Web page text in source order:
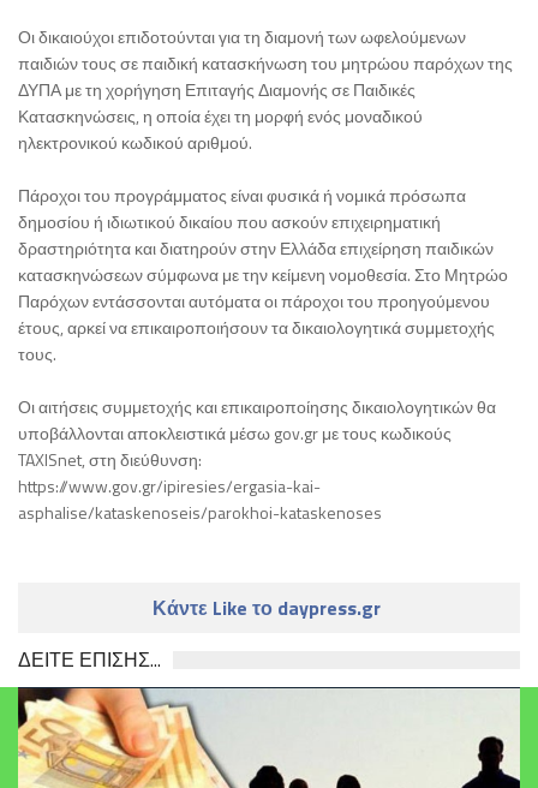
Οι δικαιούχοι επιδοτούνται για τη διαμονή των ωφελούμενων
παιδιών τους σε παιδική κατασκήνωση του μητρώου παρόχων της
ΔΥΠΑ με τη χορήγηση Επιταγής Διαμονής σε Παιδικές
Κατασκηνώσεις, η οποία έχει τη μορφή ενός μοναδικού
ηλεκτρονικού κωδικού αριθμού.
Πάροχοι του προγράμματος είναι φυσικά ή νομικά πρόσωπα
δημοσίου ή ιδιωτικού δικαίου που ασκούν επιχειρηματική
δραστηριότητα και διατηρούν στην Ελλάδα επιχείρηση παιδικών
κατασκηνώσεων σύμφωνα με την κείμενη νομοθεσία. Στο Μητρώο
Παρόχων εντάσσονται αυτόματα οι πάροχοι του προηγούμενου
έτους, αρκεί να επικαιροποιήσουν τα δικαιολογητικά συμμετοχής
τους.
Οι αιτήσεις συμμετοχής και επικαιροποίησης δικαιολογητικών θα
υποβάλλονται αποκλειστικά μέσω gov.gr με τους κωδικούς
TAXISnet, στη διεύθυνση:
https://www.gov.gr/ipiresies/ergasia-kai-
asphalise/kataskenoseis/parokhoi-kataskenoses
Κάντε Like το daypress.gr
ΔΕΙΤΕ ΕΠΙΣΗΣ...